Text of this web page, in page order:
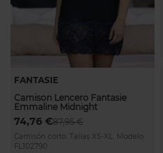
FANTASIE
Camison Lencero Fantasie
Emmaline Midnight
87,95 €
74,76 €
Camisón corto. Tallas XS-XL. Modelo
FL102790